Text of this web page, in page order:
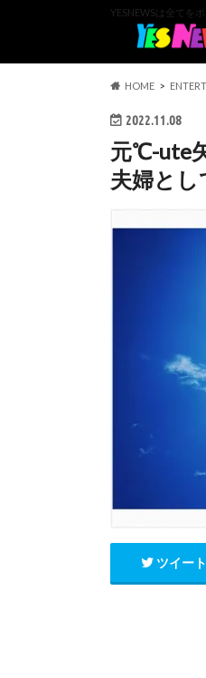
YESNEWSは全てを
HOME
2022.11.08
元℃-ute
夫婦とし
ツイート